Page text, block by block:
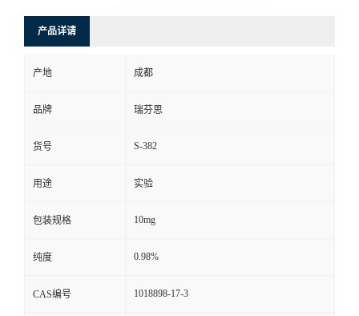
式
产品详请
产地 成都
品牌 瑞芬思
货号 S-382
用途 实验
包装规格 10mg
纯度 0.98%
CAS编号 1018898-17-3